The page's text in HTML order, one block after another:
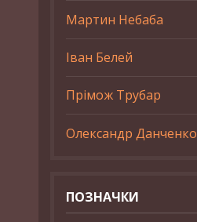
Мартин Небаба
Іван Белей
Прімож Трубар
Олександр Данченко
ПОЗНАЧКИ